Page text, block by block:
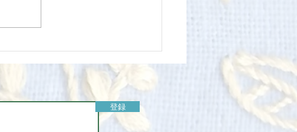
nam 〜『ほしとひとのあわ
ひ』〜展示販売会&受注会＝
Three🌱 Elementカフェ✴︎ 桂樹
舎（和紙）& Tree'm（トゥリ
ーム・天然石と染）展示会販
登録